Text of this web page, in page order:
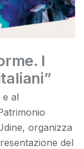
I
e al
organizza
del